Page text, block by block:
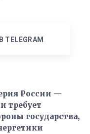
России —
требует
государства,